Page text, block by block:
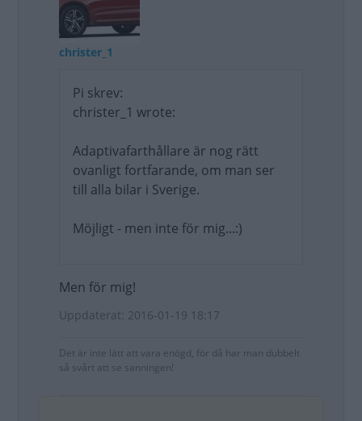
christer_1
Pi skrev:
christer_1 wrote:
Adaptivafarthållare är nog rätt
ovanligt fortfarande, om man ser
till alla bilar i Sverige.
Möjligt - men inte för mig...:)
Men för mig!
Uppdaterat: 2016-01-19 18:17
Det är inte lätt att vara enögd, för då har man dubbelt
så svårt att se sanningen!